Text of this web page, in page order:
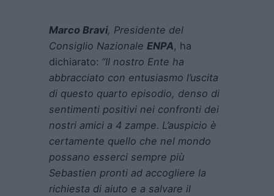
Marco Bravi, Presidente del
Consiglio Nazionale ENPA, ha
dichiarato: “Il nostro Ente ha
abbracciato con entusiasmo l’uscita
di questo quarto episodio, denso di
sentimenti positivi nei confronti dei
nostri amici a 4 zampe. L’auspicio è
certamente quello che nel mondo
possano esserci sempre più
Sebastien pronti ad accogliere la
richiesta di aiuto e a salvare il